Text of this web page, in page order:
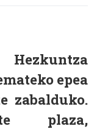
epea
zabalduko.
plaza,